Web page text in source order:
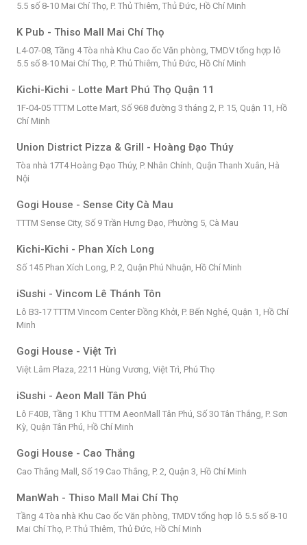
5.5 số 8-10 Mai Chí Thọ, P. Thủ Thiêm, Thủ Đức, Hồ Chí Minh
K Pub - Thiso Mall Mai Chí Thọ
L4-07-08, Tầng 4 Tòa nhà Khu Cao ốc Văn phòng, TMDV tổng hợp lô
5.5 số 8-10 Mai Chí Thọ, P. Thủ Thiêm, Thủ Đức, Hồ Chí Minh
Kichi-Kichi - Lotte Mart Phú Thọ Quận 11
1F-04-05 TTTM Lotte Mart, Số 968 đường 3 tháng 2, P. 15, Quận 11, Hồ
Chí Minh
Union District Pizza & Grill - Hoàng Đạo Thúy
Tòa nhà 17T4 Hoàng Đạo Thúy, P. Nhân Chính, Quận Thanh Xuân, Hà
Nội
Gogi House - Sense City Cà Mau
TTTM Sense City, Số 9 Trần Hưng Đạo, Phường 5, Cà Mau
Kichi-Kichi - Phan Xích Long
Số 145 Phan Xích Long, P. 2, Quận Phú Nhuận, Hồ Chí Minh
iSushi - Vincom Lê Thánh Tôn
Lô B3-17 TTTM Vincom Center Đồng Khởi, P. Bến Nghé, Quận 1, Hồ Chí
Minh
Gogi House - Việt Trì
Việt Lâm Plaza, 2211 Hùng Vương, Việt Trì, Phú Thọ
iSushi - Aeon Mall Tân Phú
Lô F40B, Tầng 1 Khu TTTM AeonMall Tân Phú, Số 30 Tân Thắng, P. Sơn
Kỳ, Quận Tân Phú, Hồ Chí Minh
Gogi House - Cao Thắng
Cao Thắng Mall, Số 19 Cao Thắng, P. 2, Quận 3, Hồ Chí Minh
ManWah - Thiso Mall Mai Chí Thọ
Tầng 4 Tòa nhà Khu Cao ốc Văn phòng, TMDV tổng hợp lô 5.5 số 8-10
Mai Chí Thọ, P. Thủ Thiêm, Thủ Đức, Hồ Chí Minh